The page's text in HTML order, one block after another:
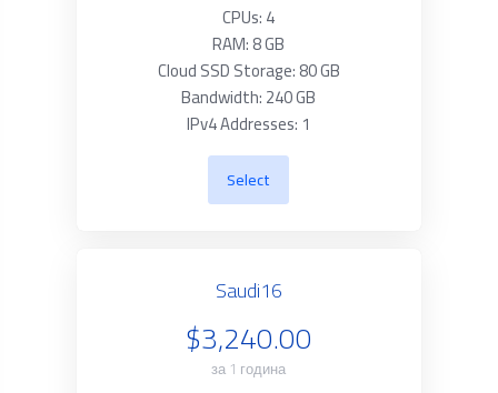
CPUs: 4
RAM: 8 GB
Cloud SSD Storage: 80 GB
Bandwidth: 240 GB
IPv4 Addresses: 1
Select
Saudi16
$3,240.00
за 1 година